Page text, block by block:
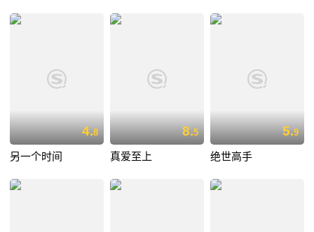
4.8
另一个时间
8.5
真爱至上
5.9
绝世高手